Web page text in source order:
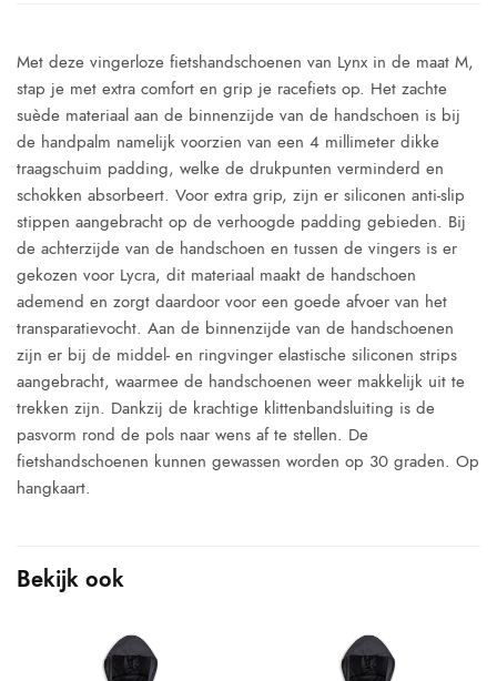
Met deze vingerloze fietshandschoenen van Lynx in de maat M,
stap je met extra comfort en grip je racefiets op. Het zachte
suède materiaal aan de binnenzijde van de handschoen is bij
de handpalm namelijk voorzien van een 4 millimeter dikke
traagschuim padding, welke de drukpunten verminderd en
schokken absorbeert. Voor extra grip, zijn er siliconen anti-slip
stippen aangebracht op de verhoogde padding gebieden. Bij
de achterzijde van de handschoen en tussen de vingers is er
gekozen voor Lycra, dit materiaal maakt de handschoen
ademend en zorgt daardoor voor een goede afvoer van het
transparatievocht. Aan de binnenzijde van de handschoenen
zijn er bij de middel- en ringvinger elastische siliconen strips
aangebracht, waarmee de handschoenen weer makkelijk uit te
trekken zijn. Dankzij de krachtige klittenbandsluiting is de
pasvorm rond de pols naar wens af te stellen. De
fietshandschoenen kunnen gewassen worden op 30 graden. Op
hangkaart.
Bekijk ook